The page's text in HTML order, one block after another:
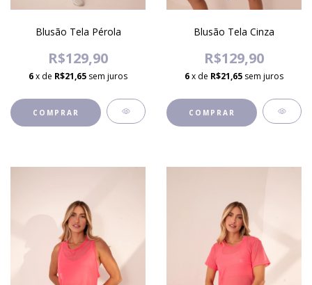
Blusão Tela Pérola
R$129,90
6x de R$21,65 sem juros
COMPRAR
Blusão Tela Cinza
R$129,90
6x de R$21,65 sem juros
COMPRAR